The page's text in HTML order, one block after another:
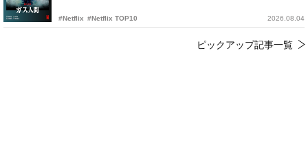
#Netflix #Netflix TOP10 2026.08.04
ピックアップ記事一覧